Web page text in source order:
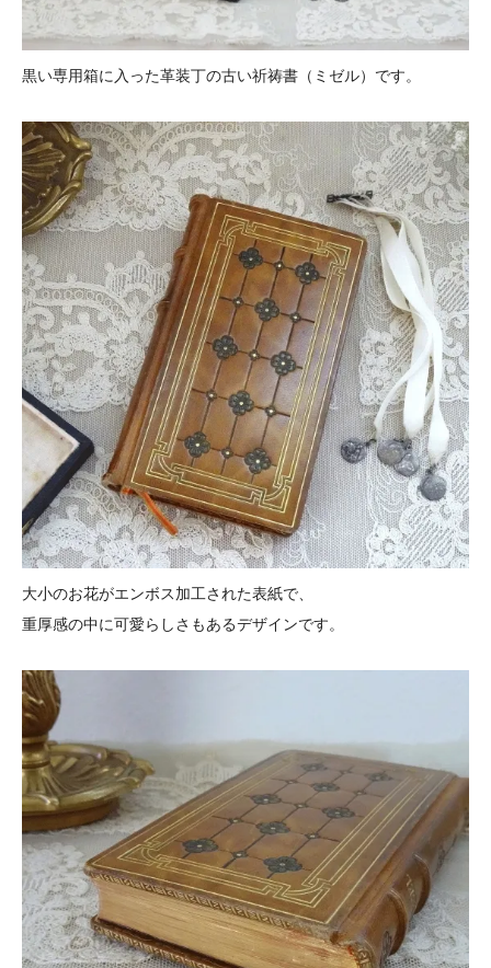
黒い専用箱に入った革装丁の古い祈祷書（ミゼル）です。
大小のお花がエンボス加工された表紙で、
重厚感の中に可愛らしさもあるデザインです。